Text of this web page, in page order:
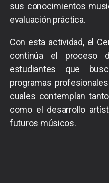
sus conocimientos
evaluación práctica.
Con esta actividad, el
continúa el proceso
estudiantes que
programas
cuales contemplan
como el desarrollo
futuros músicos.